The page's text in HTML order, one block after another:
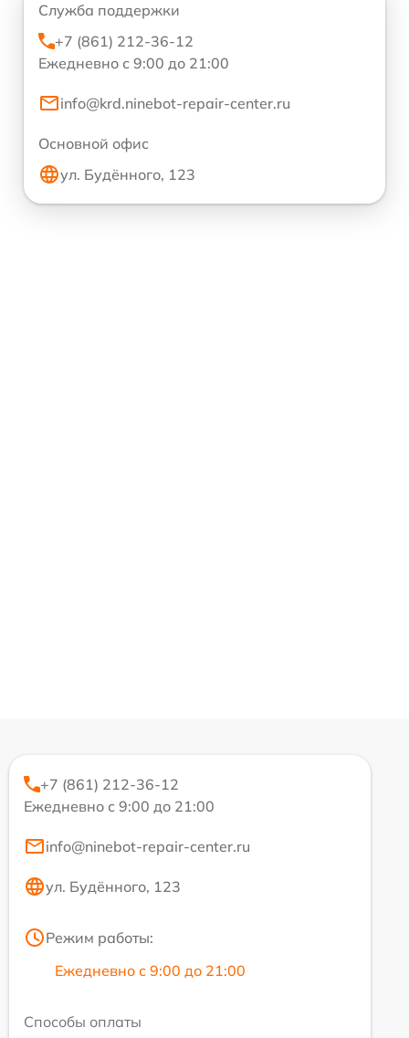
Служба поддержки
+7 (861) 212-36-12
Ежедневно с 9:00 до 21:00
info@krd.ninebot-repair-center.ru
Основной офис
ул. Будённого, 123
+7 (861) 212-36-12
Ежедневно с 9:00 до 21:00
info@ninebot-repair-center.ru
ул. Будённого, 123
Режим работы:
Ежедневно с 9:00 до 21:00
Способы оплаты